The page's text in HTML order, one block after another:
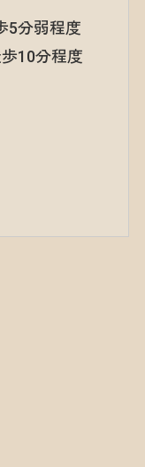
5分弱程度
10分程度